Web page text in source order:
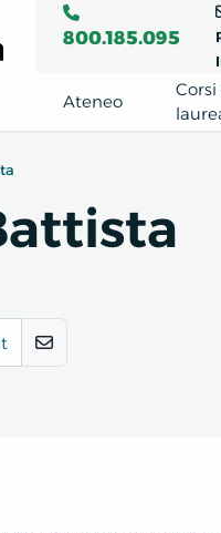
800.185.095
Ateneo
Corsi